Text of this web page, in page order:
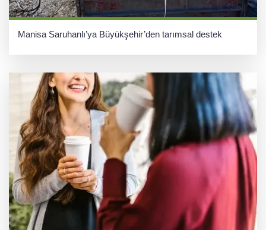
Manisa Saruhanlı’ya Büyükşehir’den tarımsal destek